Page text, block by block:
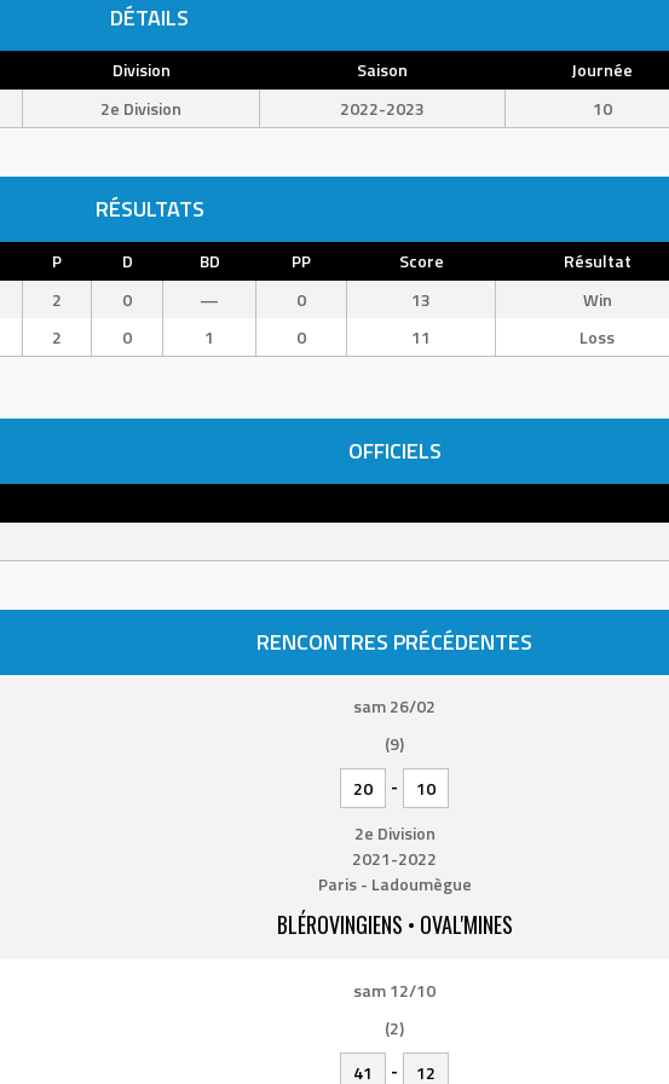
DÉTAILS
Division Saison
Journée
2e Division 2022-2023 10
RÉSULTATS
P D BD PP Score
Résultat
2 0 — 0 13
Win
2 0 1 0 11 Loss
OFFICIELS
RENCONTRES PRÉCÉDENTES
sam 26/02
(9)
20
-
10
2e Division
2021-2022
Paris - Ladoumègue
BLÉROVINGIENS • OVAL'MINES
sam 12/10
(2)
41
- 12